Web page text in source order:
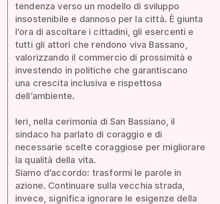
tendenza verso un modello di sviluppo
insostenibile e dannoso per la città. È giunta
l’ora di ascoltare i cittadini, gli esercenti e
tutti gli attori che rendono viva Bassano,
valorizzando il commercio di prossimità e
investendo in politiche che garantiscano
una crescita inclusiva e rispettosa
dell’ambiente.
Ieri, nella cerimonia di San Bassiano, il
sindaco ha parlato di coraggio e di
necessarie scelte coraggiose per migliorare
la qualità della vita.
Siamo d’accordo: trasformi le parole in
azione. Continuare sulla vecchia strada,
invece, significa ignorare le esigenze della